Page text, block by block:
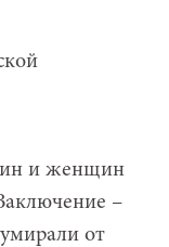
и женщин
–
от